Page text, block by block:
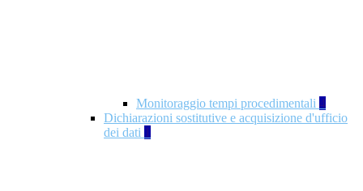
Monitoraggio tempi procedimentali 4
Dichiarazioni sostitutive e acquisizione d'ufficio
dei dati 1